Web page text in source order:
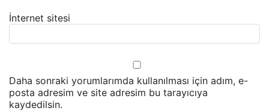
İnternet sitesi
Daha sonraki yorumlarımda kullanılması için adım, e-
posta adresim ve site adresim bu tarayıcıya
kaydedilsin.